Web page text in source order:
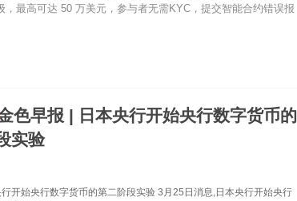
最高可达 50 万美元，参与者无需KYC，提交智能合约错误报
色早报 | 日本央行开始央行数字货币的
实验
开始央行数字货币的第二阶段实验 3月25日消息,日本央行开始央行